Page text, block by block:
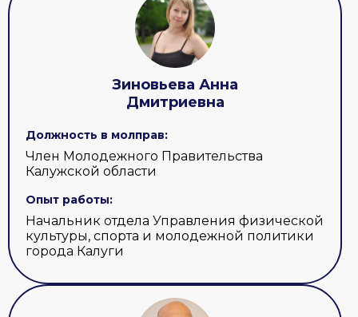
Зиновьева Анна
Дмитриевна
Должность в молправ:
Член Молодежного Правительства
Калужской области
Опыт работы:
Начальник отдела Управления физической
культуры, спорта и молодежной политики
города Калуги